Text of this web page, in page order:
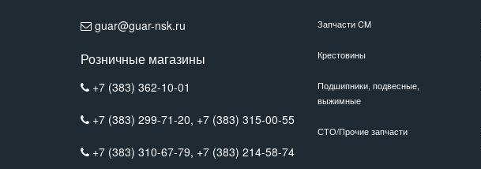
guar@guar-nsk.ru
Розничные магазины
+7 (383) 362-10-01
+7 (383) 299-71-20, +7 (383) 315-00-55
+7 (383) 310-67-79, +7 (383) 214-58-74
Запчасти CM
Крестовины
Подшипники, подвесные,
выжимные
СТО/Прочие запчасти